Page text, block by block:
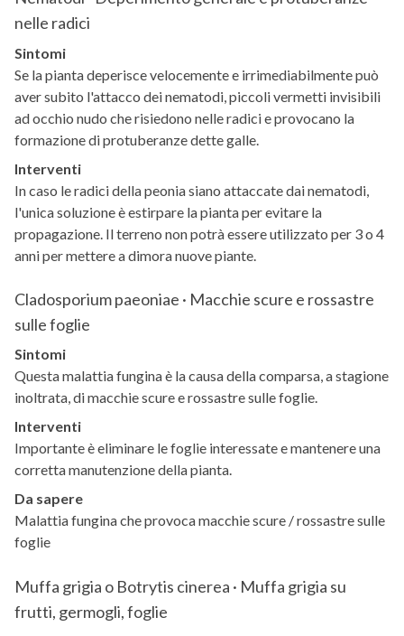
nelle radici
Sintomi
Se la pianta deperisce velocemente e irrimediabilmente può
aver subito l'attacco dei nematodi, piccoli vermetti invisibili
ad occhio nudo che risiedono nelle radici e provocano la
formazione di protuberanze dette galle.
Interventi
In caso le radici della peonia siano attaccate dai nematodi,
l'unica soluzione è estirpare la pianta per evitare la
propagazione. Il terreno non potrà essere utilizzato per 3 o 4
anni per mettere a dimora nuove piante.
Cladosporium paeoniae · Macchie scure e rossastre
sulle foglie
Sintomi
Questa malattia fungina è la causa della comparsa, a stagione
inoltrata, di macchie scure e rossastre sulle foglie.
Interventi
Importante è eliminare le foglie interessate e mantenere una
corretta manutenzione della pianta.
Da sapere
Malattia fungina che provoca macchie scure / rossastre sulle
foglie
Muffa grigia o Botrytis cinerea · Muffa grigia su
frutti, germogli, foglie